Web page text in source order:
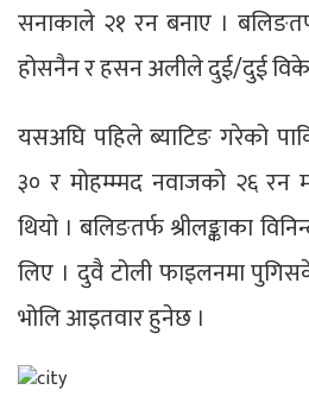
सनाकाले २१ रन बनाए ।
होसनैन र हसन अलीले दुई/दुई
यसअघि पहिले ब्याटिङ गरेको
३० र मोहम्म्मद नवाजको २६ रन
थियो । बलिङतर्फ श्रीलङ्काका
लिए । दुवै टोली फाइलनमा
भोलि आइतवार हुनेछ ।